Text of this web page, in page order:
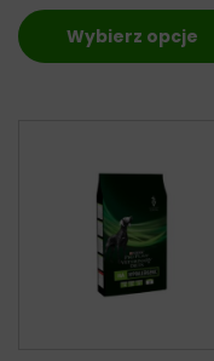
Wybierz opcje